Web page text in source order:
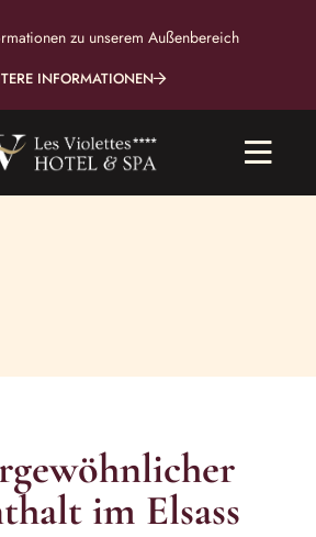
zu unserem Außenbereich
INFORMATIONEN
im Elsass